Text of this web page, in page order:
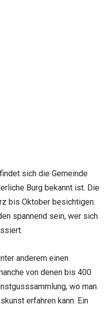
sich die Gemeinde
Burg bekannt ist. Die
bis Oktober besichtigen.
spannend sein, wer sich
anderem einen
von denen bis 400
wo man
erfahren kann. Ein